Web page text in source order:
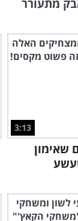
מתעורר
3:13
שאימון